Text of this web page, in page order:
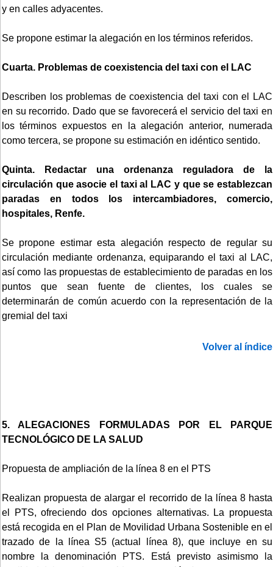
y en calles adyacentes.
Se propone estimar la alegación en los términos referidos.
Cuarta. Problemas de coexistencia del taxi con el LAC
Describen los problemas de coexistencia del taxi con el LAC
en su recorrido. Dado que se favorecerá el servicio del taxi en
los términos expuestos en la alegación anterior, numerada
como tercera, se propone su estimación en idéntico sentido.
Quinta. Redactar una ordenanza reguladora de la
circulación que asocie el taxi al LAC y que se establezcan
paradas en todos los intercambiadores, comercio,
hospitales, Renfe.
Se propone estimar esta alegación respecto de regular su
circulación mediante ordenanza, equiparando el taxi al LAC,
así como las propuestas de establecimiento de paradas en los
puntos que sean fuente de clientes, los cuales se
determinarán de común acuerdo con la representación de la
gremial del taxi
Volver al índice
5. ALEGACIONES FORMULADAS POR EL PARQUE
TECNOLÓGICO DE LA SALUD
Propuesta de ampliación de la línea 8 en el PTS
Realizan propuesta de alargar el recorrido de la línea 8 hasta
el PTS, ofreciendo dos opciones alternativas. La propuesta
está recogida en el Plan de Movilidad Urbana Sostenible en el
trazado de la línea S5 (actual línea 8), que incluye en su
nombre la denominación PTS. Está previsto asimismo la